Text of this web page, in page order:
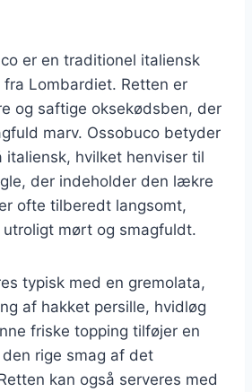
er en traditionel italiensk
Lombardiet. Retten er
og saftige oksekødsben, der
marv. Ossobuco betyder
italiensk, hvilket henviser til
der indeholder den lækre
ofte tilberedt langsomt,
mørt og smagfuldt.
typisk med en gremolata,
af hakket persille, hvidløg
friske topping tilføjer en
rige smag af det
kan også serveres med